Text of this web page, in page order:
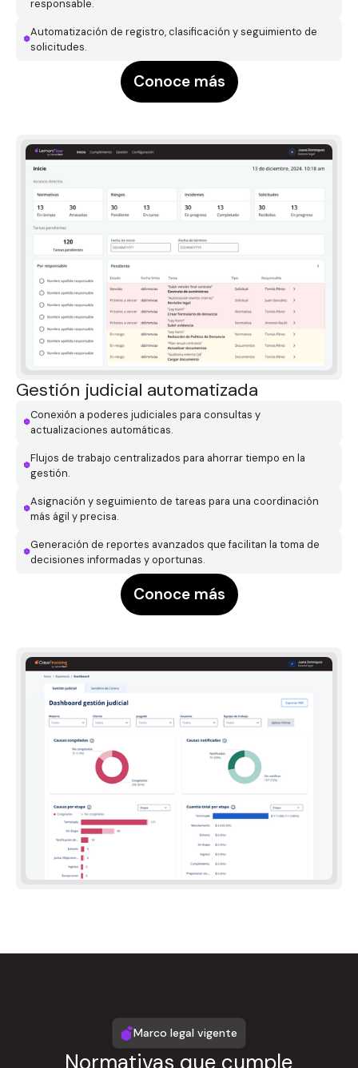
responsable.
Automatización de registro, clasificación y seguimiento de
solicitudes.
Conoce más
Gestión judicial automatizada
Conexión a poderes judiciales para consultas y
actualizaciones automáticas.
Flujos de trabajo centralizados para ahorrar tiempo en la
gestión.
Asignación y seguimiento de tareas para una coordinación
más ágil y precisa.
Generación de reportes avanzados que facilitan la toma de
decisiones informadas y oportunas.
Conoce más
Marco legal vigente